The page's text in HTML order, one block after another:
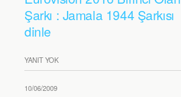
Şarkı : Jamala 1944 Şarkısı
dinle
YANIT YOK
10/06/2009